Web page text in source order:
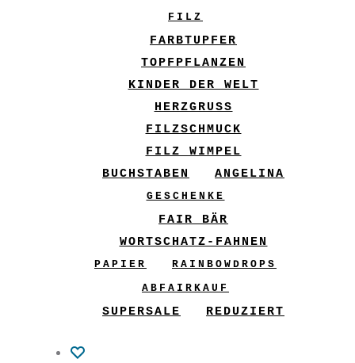
FILZ
FARBTUPFER
TOPFPFLANZEN
KINDER DER WELT
HERZGRUSS
FILZSCHMUCK
FILZ WIMPEL
BUCHSTABEN
ANGELINA
GESCHENKE
FAIR BÄR
WORTSCHATZ-FAHNEN
PAPIER
RAINBOWDROPS
ABFAIRKAUF
SUPERSALE REDUZIERT